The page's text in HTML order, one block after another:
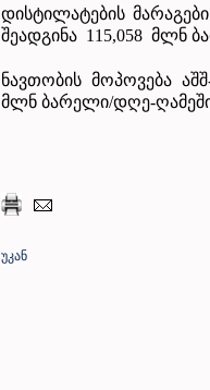
დისტილატების
შეადგინა 115,058 მლნ
ნავთობის მოპოვება
მლნ ბარელი/დღე-
უკან